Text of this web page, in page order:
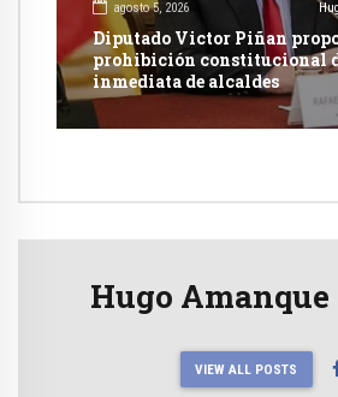
agosto 5, 2026
Diputado Victor Piñan
prohibición constitucional
inmediata de alcaldes
Hugo
VIEW ALL POSTS